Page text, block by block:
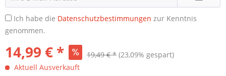
Ich habe die Datenschutzbestimmungen zur Kenntnis
genommen.
14,99 € * 19,49 € * (23,09% gespart)
Aktuell Ausverkauft